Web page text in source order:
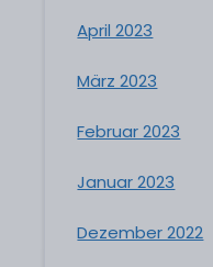
April 2023
März 2023
Februar 2023
Januar 2023
Dezember 2022